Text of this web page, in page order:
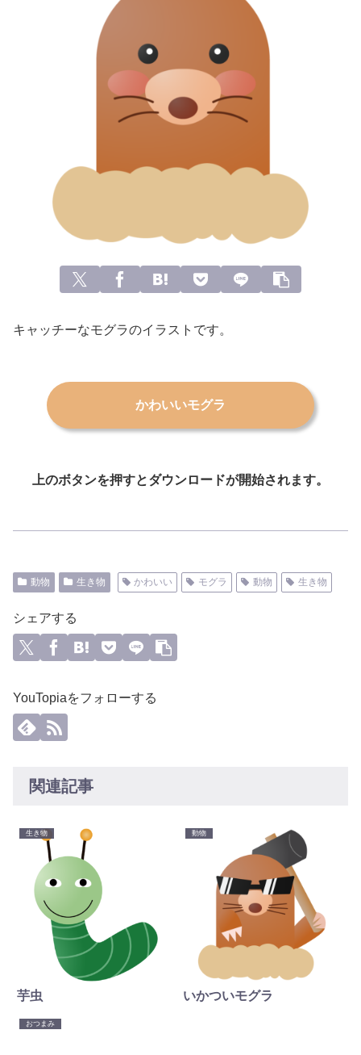
キャッチーなモグラのイラストです。
かわいいモグラ
上のボタンを押すとダウンロードが開始されます。
動物 生き物 かわいい モグラ 動物 生き物
シェアする
YouTopiaをフォローする
関連記事
生き物
芋虫
動物
いかついモグラ
おつまみ